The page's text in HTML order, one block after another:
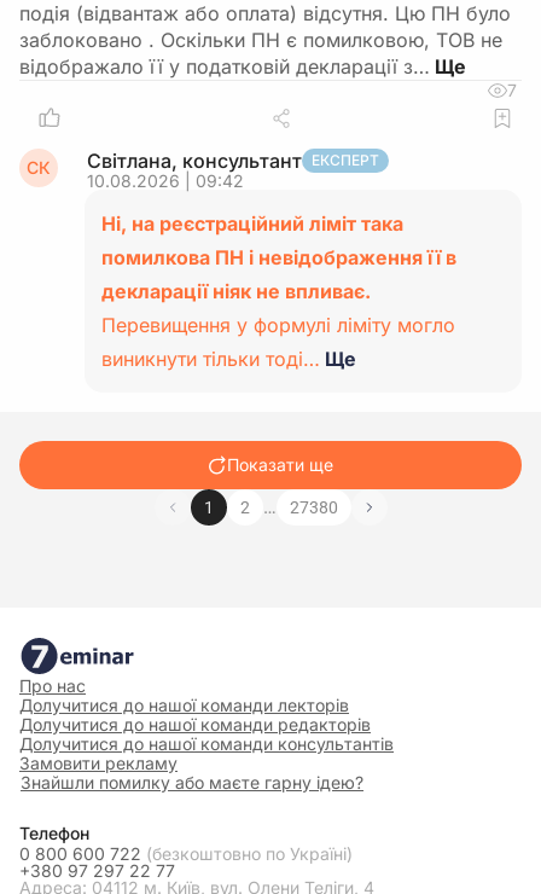
подія (відвантаж або оплата) відсутня. Цю ПН було
заблоковано . Оскільки ПН є помилковою, ТОВ не
відображало її у податковій декларації з…
7
СК Світлана, консультант ЕКСПЕРТ
10.08.2026 | 09:42
Ні, на реєстраційний ліміт така
помилкова ПН і невідображення її в
декларації ніяк не впливає.
Перевищення у формулі ліміту могло
виникнути тільки тоді… Ще
Показати ще
1 2 … 27380
Про нас
Долучитися до нашої команди лекторів
Долучитися до нашої команди редакторів
Долучитися до нашої команди консультантів
Замовити рекламу
Знайшли помилку або маєте гарну ідею?
Телефон
0 800 600 722 (безкоштовно по Україні)
+380 97 297 22 77
Адреса: 04112 м. Київ, вул. Олени Теліги, 4